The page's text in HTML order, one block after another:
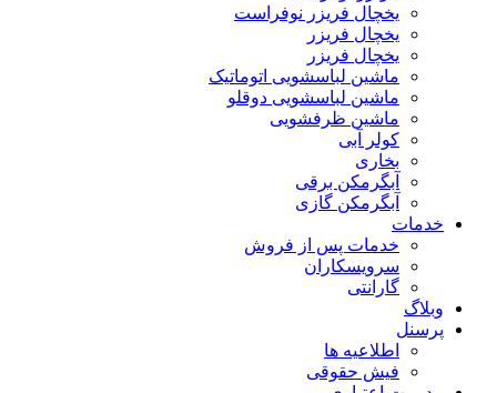
یخچال فریزر نوفراست
یخچال فریزر
یخچال فریزر
ماشین لباسشویی اتوماتیک
ماشین لباسشویی دوقلو
ماشین ظرفشویی
کولر آبی
بخاری
آبگرمکن برقی
آبگرمکن گازی
خدمات
خدمات پس از فروش
سرویسکاران
گارانتی
وبلاگ
پرسنل
اطلاعیه ها
فیش حقوقی